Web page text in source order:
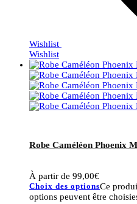
Wishlist
Wishlist
Robe Caméléon Phoenix
À partir de 99,00€
Choix des optionsCe
options peuvent être